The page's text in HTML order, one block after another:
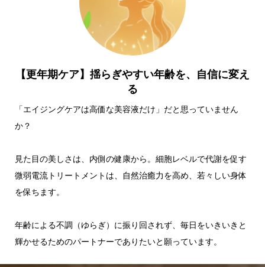
【更年期ケア】揺らぎやすい年齢を、自信に変え
る
「エイジングケアは高価な美容液だけ」だと思っていません
か？
見た目の美しさは、内側の健康から。細胞レベルで代謝を促す
微弱電流トリートメントは、自然治癒力を高め、若々しい身体
を保ちます。
年齢による不調（ゆらぎ）に振り回されず、毎日をいきいきと
輝かせるためのパートナーでありたいと願っています。